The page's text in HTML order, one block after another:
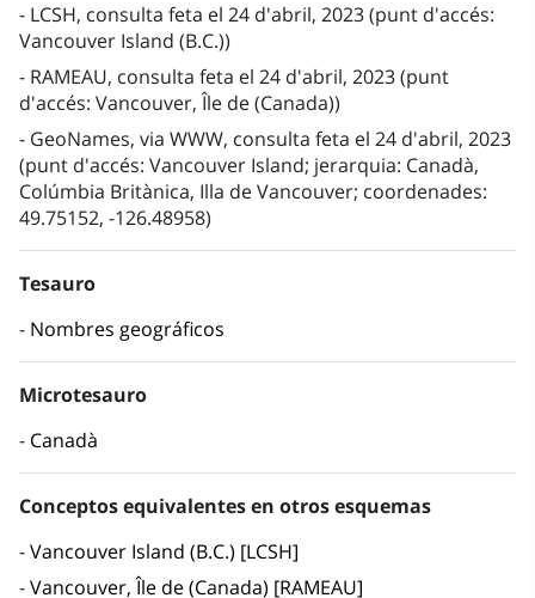
LCSH, consulta feta el 24 d'abril, 2023 (punt d'accés:
Vancouver Island (B.C.))
RAMEAU, consulta feta el 24 d'abril, 2023 (punt
d'accés: Vancouver, Île de (Canada))
GeoNames, via WWW, consulta feta el 24 d'abril, 2023
(punt d'accés: Vancouver Island; jerarquia: Canadà,
Colúmbia Britànica, Illa de Vancouver; coordenades:
49.75152, -126.48958)
Tesauro
Nombres geográficos
Microtesauro
Canadà
Conceptos equivalentes en otros esquemas
Vancouver Island (B.C.) [LCSH]
Vancouver, Île de (Canada) [RAMEAU]